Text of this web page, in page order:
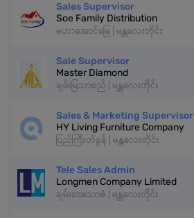
Sales Supervisor
Soe Family Distribution
မဟာအောင်မြေ | မန္တလေးတိုင်း
Sale Supervisor
Master Diamond
ချမ်းမြသာစည် | မန္တလေးတိုင်း
Sales & Marketing Supervisor
HY Living Furniture Company
ပြည်ကြီးတံခွန် | မန္တလေးတိုင်း
Tele Sales Admin
Longmen Company Limited
ချမ်းအေးသာဇံ | မန္တလေးတိုင်း